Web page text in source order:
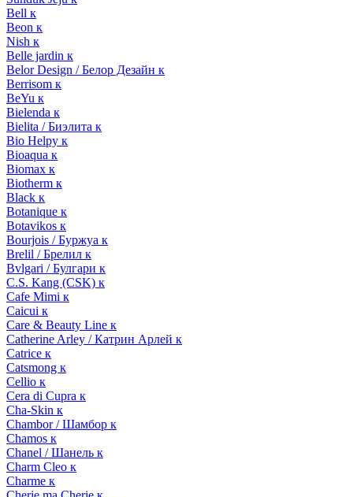
Bell к
Beon к
Nish к
Belle jardin к
Belor Design / Белор Дезайн к
Berrisom к
BeYu к
Bielenda к
Bielita / Биэлита к
Bio Helpy к
Bioaqua к
Biomax к
Biotherm к
Black к
Botanique к
Botavikos к
Bourjois / Буржуа к
Brelil / Брелил к
Bvlgari / Булгари к
C.S. Kang (CSK) к
Cafe Mimi к
Caicui к
Care & Beauty Line к
Catherine Arley / Катрин Арлей к
Catrice к
Catsmong к
Cellio к
Cera di Cupra к
Cha-Skin к
Chambor / Шамбор к
Chamos к
Chanel / Шанель к
Charm Cleo к
Charme к